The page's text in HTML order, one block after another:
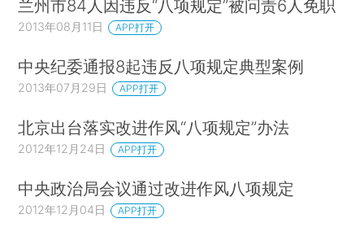
兰州市84人因违反“八项规定”被问责6人免职
2013年08月11日 APP打开
中央纪委通报8起违反八项规定典型案例
2013年07月29日 APP打开
北京出台落实改进作风“八项规定”办法
2012年12月24日 APP打开
中央政治局会议通过改进作风八项规定
2012年12月04日 APP打开